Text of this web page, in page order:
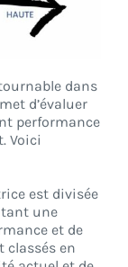
dans
d’évaluer
performance
Voici
est divisée
une
et de
classés en